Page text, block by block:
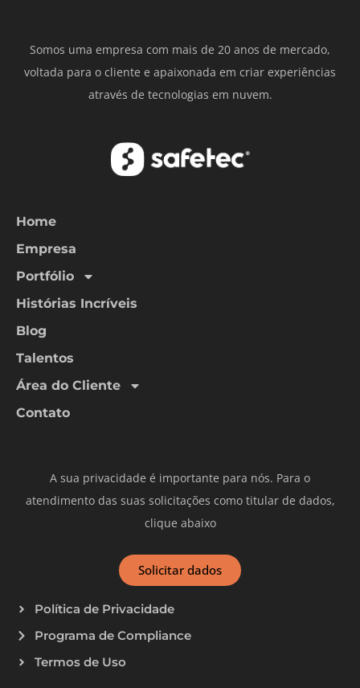
Somos uma empresa com mais de 20 anos de mercado,
voltada para o cliente e apaixonada em criar experiências
através de tecnologias em nuvem.
Home
Empresa
Portfólio
Histórias Incríveis
Blog
Talentos
Área do Cliente
Contato
A sua privacidade é importante para nós. Para o
atendimento das suas solicitações como titular de dados,
clique abaixo
Solicitar dados
Política de Privacidade
Programa de Compliance
Termos de Uso